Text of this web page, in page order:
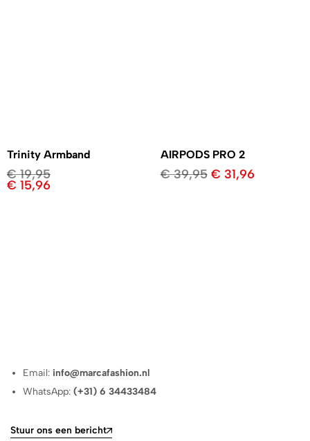
Trinity Armband
€19,95
€ 15,96
AIRPODS PRO 2
€39,95 € 31,96
Email: info@marcafashion.nl
WhatsApp:(+31) 6 34433484
Stuur ons een bericht